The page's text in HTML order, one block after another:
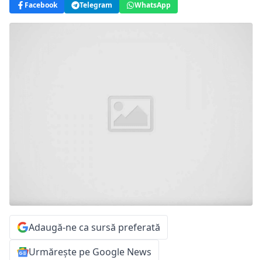
Facebook Telegram WhatsApp
Adaugă-ne ca sursă preferată
Urmărește pe Google News